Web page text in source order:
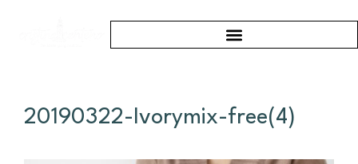
20190322-Ivorymix-free(4)